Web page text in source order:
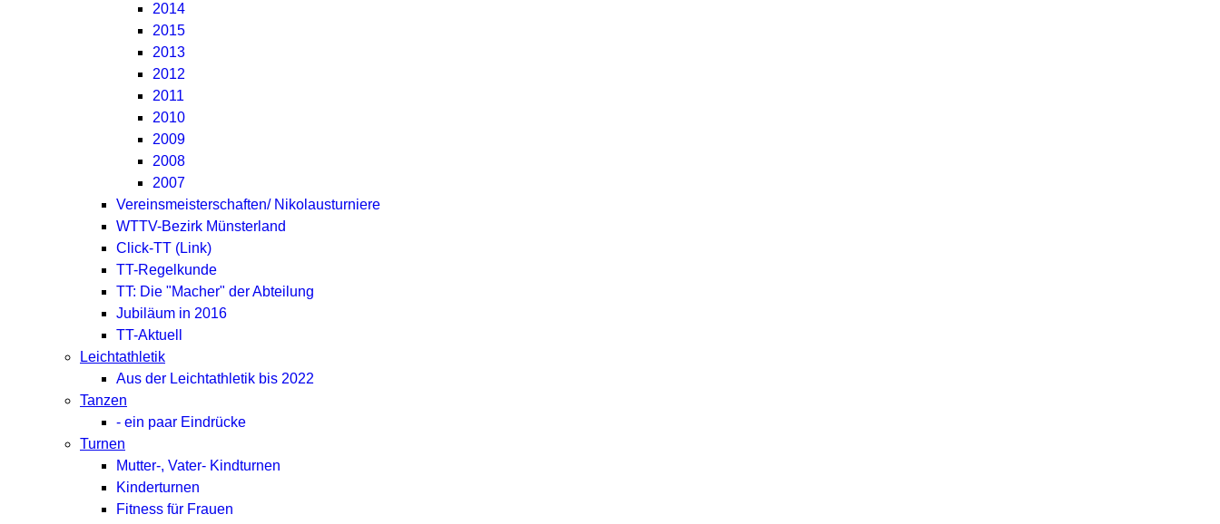
2014
2015
2013
2012
2011
2010
2009
2008
2007
Vereinsmeisterschaften/ Nikolausturniere
WTTV-Bezirk Münsterland
Click-TT (Link)
TT-Regelkunde
TT: Die "Macher" der Abteilung
Jubiläum in 2016
TT-Aktuell
Leichtathletik
Aus der Leichtathletik bis 2022
Tanzen
- ein paar Eindrücke
Turnen
Mutter-, Vater- Kindturnen
Kinderturnen
Fitness für Frauen